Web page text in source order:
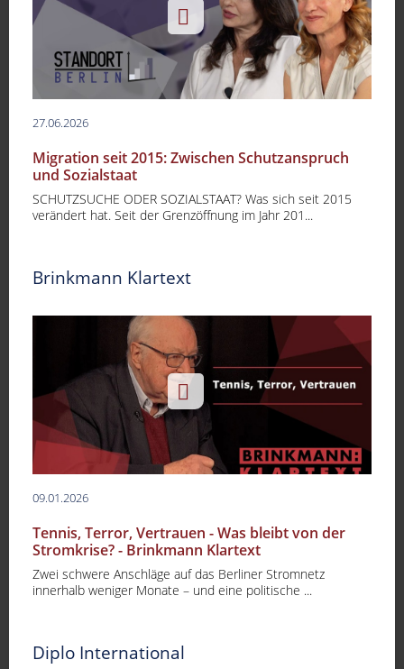
27.06.2026
Migration seit 2015: Zwischen Schutzanspruch
und Sozialstaat
SCHUTZSUCHE ODER SOZIALSTAAT? Was sich seit 2015
verändert hat. Seit der Grenzöffnung im Jahr 201...
Brinkmann Klartext
09.01.2026
Tennis, Terror, Vertrauen - Was bleibt von der
Stromkrise? - Brinkmann Klartext
Zwei schwere Anschläge auf das Berliner Stromnetz
innerhalb weniger Monate – und eine politische ...
Diplo International